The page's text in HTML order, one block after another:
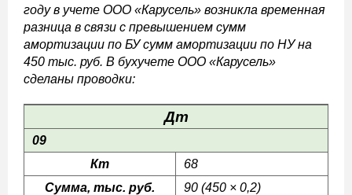
году в учете ООО «Карусель» возникла временная
разница в связи с превышением сумм
амортизации по БУ сумм амортизации по НУ на
450 тыс. руб. В бухучете ООО «Карусель»
сделаны проводки:
Дт
09
Кт
68
Сумма, тыс. руб.
90 (450 × 0,2)